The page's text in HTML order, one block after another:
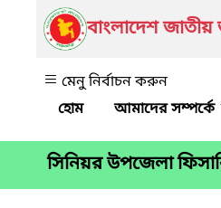
বাংলাদেশ জাতীয়
মেনু নির্বাচন করুন
আমাদের সম্পর্কে
সিনিয়র উপজেলা